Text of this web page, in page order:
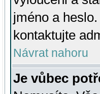
jméno a
kontaktujte
Návrat nahoru
Je vůbec